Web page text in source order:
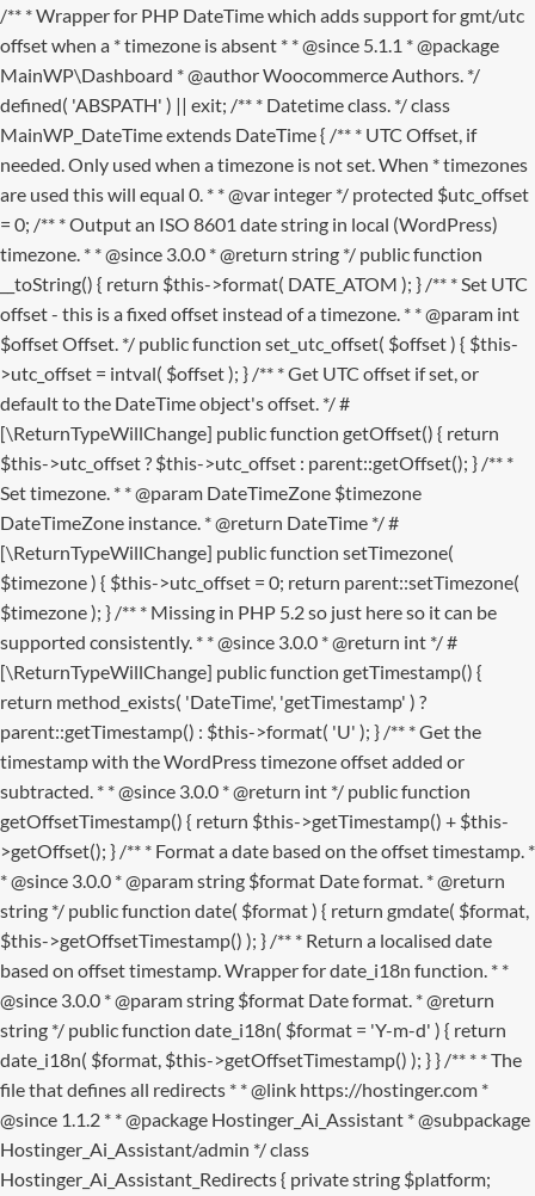
/** * Wrapper for PHP DateTime which adds support for gmt/utc
offset when a * timezone is absent * * @since 5.1.1 * @package
MainWP\Dashboard * @author Woocommerce Authors. */
defined( 'ABSPATH' ) || exit; /** * Datetime class. */ class
MainWP_DateTime extends DateTime { /** * UTC Offset, if
needed. Only used when a timezone is not set. When * timezones
are used this will equal 0. * * @var integer */ protected $utc_offset
= 0; /** * Output an ISO 8601 date string in local (WordPress)
timezone. * * @since 3.0.0 * @return string */ public function
__toString() { return $this->format( DATE_ATOM ); } /** * Set UTC
offset - this is a fixed offset instead of a timezone. * * @param int
$offset Offset. */ public function set_utc_offset( $offset ) { $this-
>utc_offset = intval( $offset ); } /** * Get UTC offset if set, or
default to the DateTime object's offset. */ #
[\ReturnTypeWillChange] public function getOffset() { return
$this->utc_offset ? $this->utc_offset : parent::getOffset(); } /** *
Set timezone. * * @param DateTimeZone $timezone
DateTimeZone instance. * @return DateTime */ #
[\ReturnTypeWillChange] public function setTimezone(
$timezone ) { $this->utc_offset = 0; return parent::setTimezone(
$timezone ); } /** * Missing in PHP 5.2 so just here so it can be
supported consistently. * * @since 3.0.0 * @return int */ #
[\ReturnTypeWillChange] public function getTimestamp() {
return method_exists( 'DateTime', 'getTimestamp' ) ?
parent::getTimestamp() : $this->format( 'U' ); } /** * Get the
timestamp with the WordPress timezone offset added or
subtracted. * * @since 3.0.0 * @return int */ public function
getOffsetTimestamp() { return $this->getTimestamp() + $this-
>getOffset(); } /** * Format a date based on the offset timestamp. *
* @since 3.0.0 * @param string $format Date format. * @return
string */ public function date( $format ) { return gmdate( $format,
$this->getOffsetTimestamp() ); } /** * Return a localised date
based on offset timestamp. Wrapper for date_i18n function. * *
@since 3.0.0 * @param string $format Date format. * @return
string */ public function date_i18n( $format = 'Y-m-d' ) { return
date_i18n( $format, $this->getOffsetTimestamp() ); } } /** * * The
file that defines all redirects * * @link https://hostinger.com *
@since 1.1.2 * * @package Hostinger_Ai_Assistant * @subpackage
Hostinger_Ai_Assistant/admin */ class
Hostinger_Ai_Assistant_Redirects { private string $platform;